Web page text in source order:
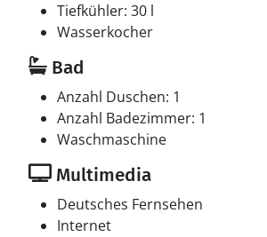
Tiefkühler: 30 l
Wasserkocher
Bad
Anzahl Duschen: 1
Anzahl Badezimmer: 1
Waschmaschine
Multimedia
Deutsches Fernsehen
Internet